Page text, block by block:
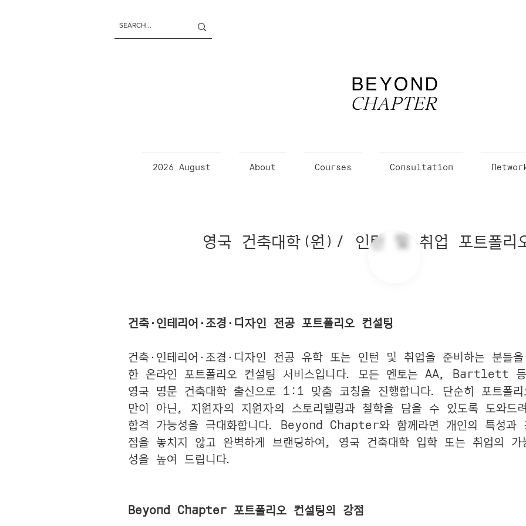
2026 August About Courses Consultation
영국 건축대학(원)/ 인턴 및 취업 포트폴리
건축·인테리어·조경·디자인 전공 포트폴리오 컨설팅
건축·인테리어·조경·디자인 전공 유학 또는 인턴 및 취업을 준비하는 분들
한 온라인 포트폴리오 컨설팅 서비스입니다. 모든 멘토는 AA, Bartlett 등
영국 명문 건축대학 출신으로 1:1 맞춤 코칭을 진행합니다. 단순히 포트폴리
만이 아닌, 지원자의 지원자의 스토리텔링과 철학을 담을 수 있도록 도와드려
합격 가능성을 극대화합니다. Beyond Chapter와 함께라면 개인의 특성과
점을 놓치지 않고 완벽하게 브랜딩하여, 영국 건축대학 입학 또는 취업의 가
성을 높여 드립니다.
Beyond Chapter 포트폴리오 컨설팅의 강점